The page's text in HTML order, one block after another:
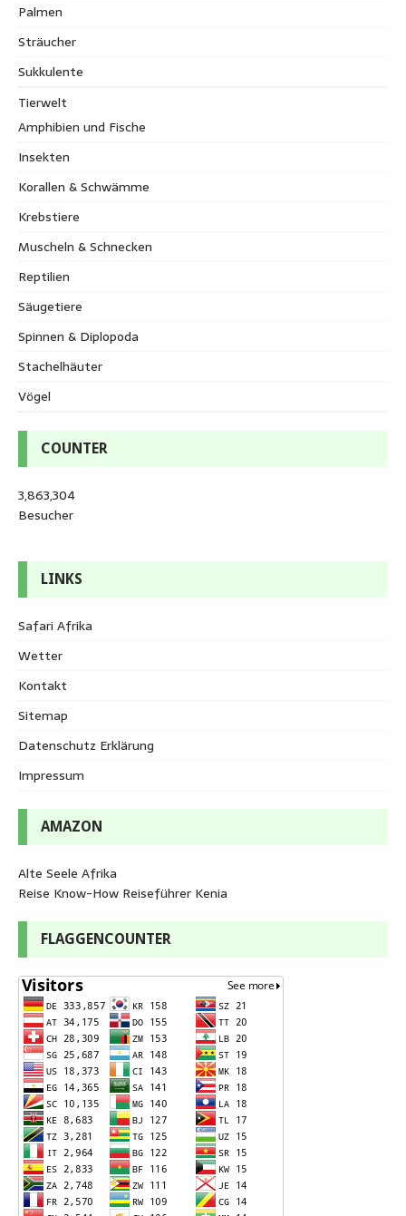
Palmen
Sträucher
Sukkulente
Tierwelt
Amphibien und Fische
Insekten
Korallen & Schwämme
Krebstiere
Muscheln & Schnecken
Reptilien
Säugetiere
Spinnen & Diplopoda
Stachelhäuter
Vögel
COUNTER
3,863,304
Besucher
LINKS
Safari Afrika
Wetter
Kontakt
Sitemap
Datenschutz Erklärung
Impressum
AMAZON
Alte Seele Afrika
Reise Know-How Reiseführer Kenia
FLAGGENCOUNTER